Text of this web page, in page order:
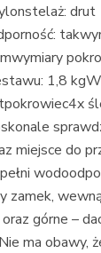
drut
1,8 kgW
miejsce do
zamek,
górne –
ma obawy,